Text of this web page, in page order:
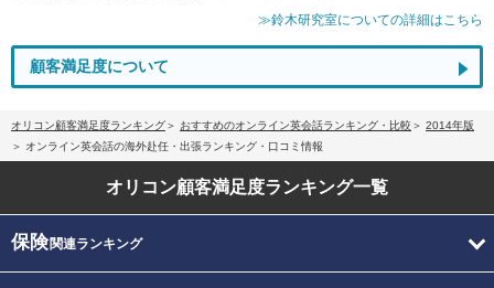
≫鈴木研究室についての詳細はこちら
顧客満足度について
オリコン顧客満足度ランキング おすすめのオンライン英会話ランキング・比較
2014年版
オンライン英会話の海外赴任・出張ランキング・口コミ情報
オリコン顧客満足度ランキング一覧
保険関連ランキング